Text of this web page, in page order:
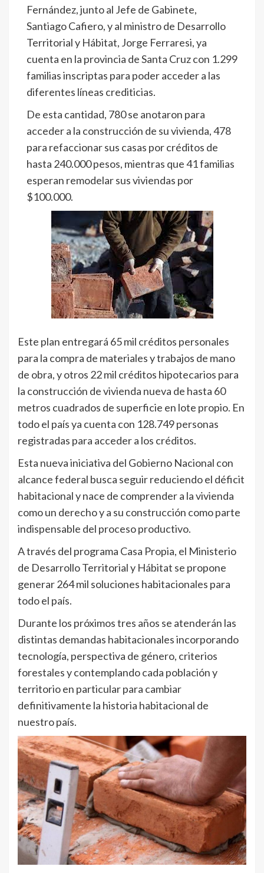
Fernández, junto al Jefe de Gabinete,
Santiago Cafiero, y al ministro de Desarrollo
Territorial y Hábitat, Jorge Ferraresi, ya
cuenta en la provincia de Santa Cruz con 1.299
familias inscriptas para poder acceder a las
diferentes líneas crediticias.
De esta cantidad, 780 se anotaron para
acceder a la construcción de su vivienda, 478
para refaccionar sus casas por créditos de
hasta 240.000 pesos, mientras que 41 familias
esperan remodelar sus viviendas por
$100.000.
Este plan entregará 65 mil créditos personales
para la compra de materiales y trabajos de mano
de obra, y otros 22 mil créditos hipotecarios para
la construcción de vivienda nueva de hasta 60
metros cuadrados de superficie en lote propio. En
todo el país ya cuenta con 128.749 personas
registradas para acceder a los créditos.
Esta nueva iniciativa del Gobierno Nacional con
alcance federal busca seguir reduciendo el déficit
habitacional y nace de comprender a la vivienda
como un derecho y a su construcción como parte
indispensable del proceso productivo.
A través del programa Casa Propia, el Ministerio
de Desarrollo Territorial y Hábitat se propone
generar 264 mil soluciones habitacionales para
todo el país.
Durante los próximos tres años se atenderán las
distintas demandas habitacionales incorporando
tecnología, perspectiva de género, criterios
forestales y contemplando cada población y
territorio en particular para cambiar
definitivamente la historia habitacional de
nuestro país.